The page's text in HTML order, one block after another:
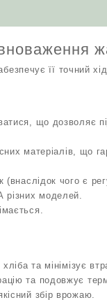
її точний хід
що дозволяє
матеріалів, що
(внаслідок чого є
різних моделей.
та мінімізує
та подовжує
збір врожаю.